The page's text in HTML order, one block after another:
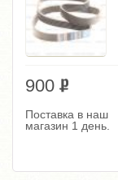
900
Поставка в наш
магазин 1 день.